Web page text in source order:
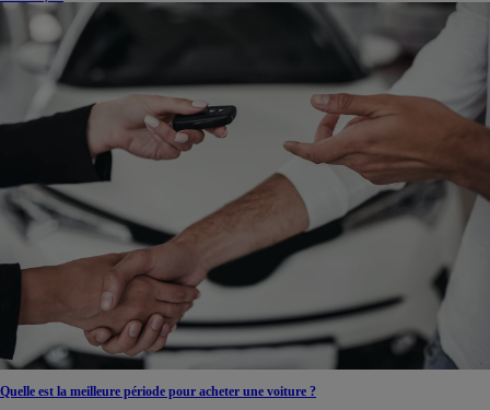
Quelle est la meilleure période pour acheter une voiture ?